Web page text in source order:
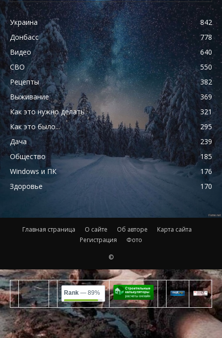
Украина
842
Донбасс
778
Видео
640
СВО
550
Рецепты
382
Выживание
369
Как это нужно делать
321
Как это было...
295
Дача
239
Общество
185
Windows и ПК
176
Здоровье
170
Главная страница О сайте Об авторе
Карта сайта
Регистрация
Фото
©
Rank — 89%